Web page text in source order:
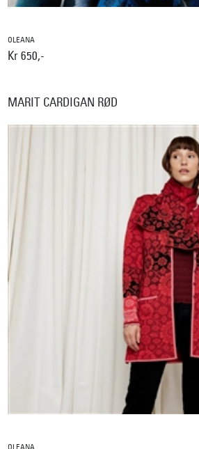
OLEANA
Kr 650,-
MARIT CARDIGAN RØD
OLEANA